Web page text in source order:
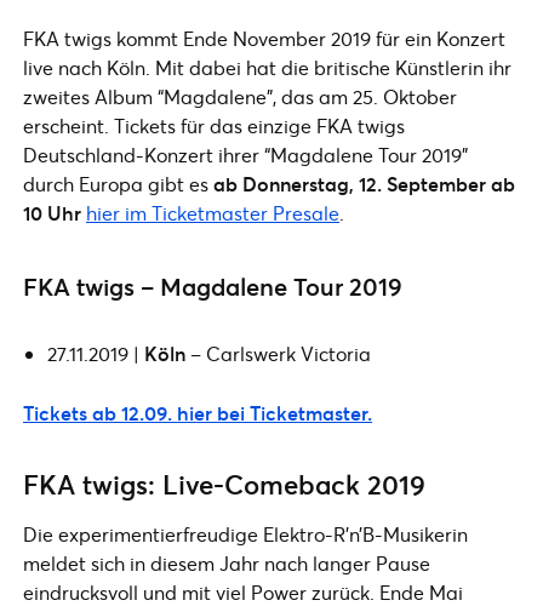
FKA twigs kommt Ende November 2019 für ein Konzert
live nach Köln. Mit dabei hat die britische Künstlerin ihr
zweites Album “Magdalene”, das am 25. Oktober
erscheint. Tickets für das einzige FKA twigs
Deutschland-Konzert ihrer “Magdalene Tour 2019”
durch Europa gibt esab Donnerstag, 12. September ab
10 Uhr hier im Ticketmaster Presale
FKA twigs – Magdalene Tour 2019
27.11.2019 | Köln– Carlswerk Victoria
Tickets ab 12.09. hier bei Ticketmaster.
FKA twigs: Live-Comeback 2019
Die experimentierfreudige Elektro-R’n’B-Musikerin
meldet sich in diesem Jahr nach langer Pause
eindrucksvoll und mit viel Power zurück. Ende Mai